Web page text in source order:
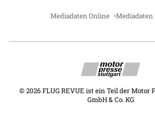
Mediadaten Online
© 2026 FLUG REVUE ist ein Teil der Motor
GmbH & Co. KG